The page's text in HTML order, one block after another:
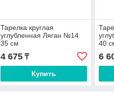
Тарелка круглая
углубленная Ляган №14
35 см
4 675₸
Купить
40
6